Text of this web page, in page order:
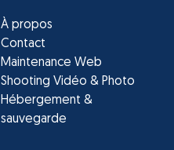
À propos
Contact
Maintenance Web
Shooting Vidéo & Photo
Hébergement &
sauvegarde